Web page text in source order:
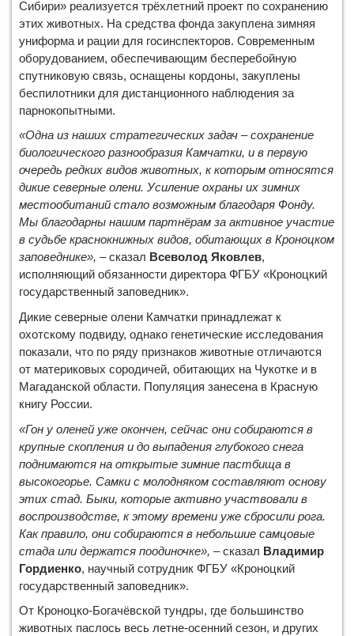
Сибири» реализуется трёхлетний проект по сохранению
этих животных. На средства фонда закуплена зимняя
униформа и рации для госинспекторов. Современным
оборудованием, обеспечивающим бесперебойную
спутниковую связь, оснащены кордоны, закуплены
беспилотники для дистанционного наблюдения за
парнокопытными.
«Одна из наших стратегических задач – сохранение
биологического разнообразия Камчатки, и в первую
очередь редких видов животных, к которым относятся
дикие северные олени. Усиление охраны их зимних
местообитаний стало возможным благодаря Фонду.
Мы благодарны нашим партнёрам за активное участие
в судьбе краснокнижных видов, обитающих в Кроноцком
заповеднике», – сказал Всеволод Яковлев,
исполняющий обязанности директора ФГБУ «Кроноцкий
государственный заповедник».
Дикие северные олени Камчатки принадлежат к
охотскому подвиду, однако генетические исследования
показали, что по ряду признаков животные отличаются
от материковых сородичей, обитающих на Чукотке и в
Магаданской области. Популяция занесена в Красную
книгу России.
«Гон у оленей уже окончен, сейчас они собираются в
крупные скопления и до выпадения глубокого снега
поднимаются на открытые зимние пастбища в
высокогорье. Самки с молодняком составляют основу
этих стад. Быки, которые активно участвовали в
воспроизводстве, к этому времени уже сбросили рога.
Как правило, они собираются в небольшие самцовые
стада или держатся поодиночке», – сказал Владимир
Гордиенко, научный сотрудник ФГБУ «Кроноцкий
государственный заповедник».
От Кроноцко-Богачёвской тундры, где большинство
животных паслось весь летне-осенний сезон, и других